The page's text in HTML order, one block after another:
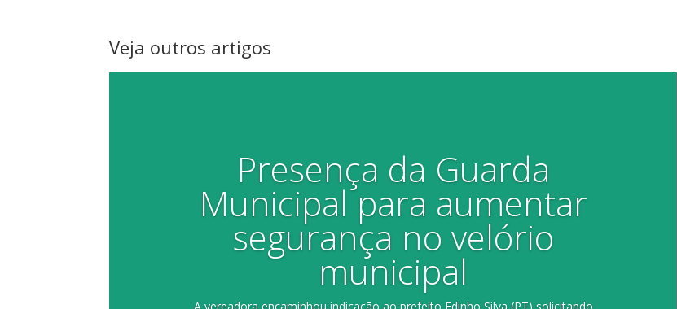
Veja outros artigos
Presença da Guarda
Municipal para aumentar
segurança no velório
municipal